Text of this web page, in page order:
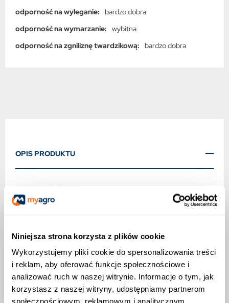
Niniejsza strona korzysta z plików cookie
Wykorzystujemy pliki cookie do spersonalizowania treści
i reklam, aby oferować funkcje społecznościowe i
analizować ruch w naszej witrynie. Informacje o tym, jak
korzystasz z naszej witryny, udostępniamy partnerom
odporność na wyleganie:
bardzo dobra
odporność na wymarzanie:
wybitna
odporność na zgniliznę twardzikową:
bardzo dobra
OPIS PRODUKTU
KWS HIBERIA
Rejestracja: Polska 2024.
Odmiana plonuje stabilnie i wyżej od innych odmian
nawet na słabszych stanowiskach.
Średni plon w doświadczeniach rejestrowych
COBORU 2022–2023 to 4,94 t/ha w całej Polsce.